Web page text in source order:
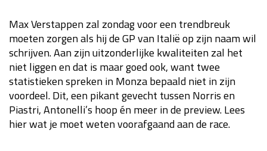
Race
zo 21:00 - 23:00
GP MEXICO 2026 30 okt - 01 nov
Kwalificatie
za 19:00 - 20:00
Race
zo 18:00 - 20:00
Max Verstappen zal zondag voor een trendbreuk
moeten zorgen als hij de GP van Italië op zijn naam wil
schrijven. Aan zijn uitzonderlijke kwaliteiten zal het
niet liggen en dat is maar goed ook, want twee
statistieken spreken in Monza bepaald niet in zijn
voordeel. Dit, een pikant gevecht tussen Norris en
Piastri, Antonelli’s hoop én meer in de preview. Lees
hier wat je moet weten voorafgaand aan de race.